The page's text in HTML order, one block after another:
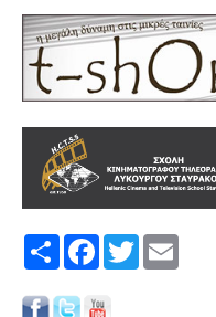
Share FacebookTwitter